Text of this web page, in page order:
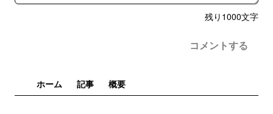
残り 1000文字
コメントする
ホーム 記事 概要